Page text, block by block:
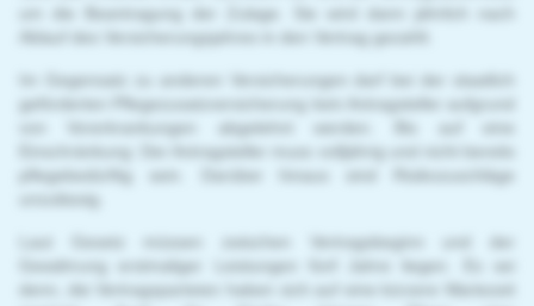
um die Beantragung der Zulage. Sie wird dann jährlich nach
Ablauf des Versicherungsjahres in den Vertrag gezahlt.
Im Gegensatz zu anderen Versicherungen darf bei der staatlich
geförderten Pflegezusatzversicherung kein Antragsteller aufgrund
von Vorerkrankungen abgelehnt werden. Bis auf eine
Einschränkung: Der Antragsteller muss volljährig und nicht bereits
pflegebedürftig sein. Darüber hinaus sind Risikozuschläge
Laut Gesetz müssen zwischen Vertragsbeginn und der
Gewährung erstmaliger Leistungen fünf Jahre liegen. Es sei
denn, die Vertragsparteien haben sich auf eine kürzere Wartezeit